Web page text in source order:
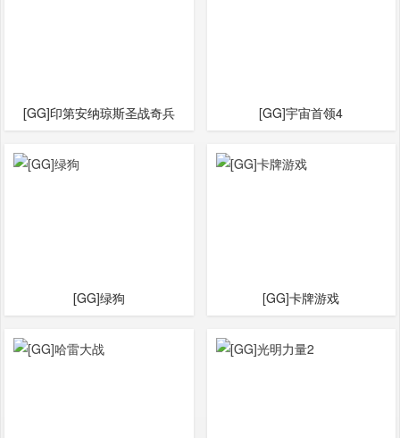
[GG]印第安纳琼斯圣战奇兵 [GG]宇宙首领4
[GG]绿狗 [GG]卡牌游戏